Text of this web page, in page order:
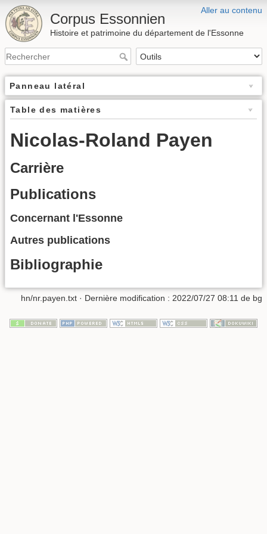
Aller au contenu
Corpus Essonnien
Histoire et patrimoine du département de l'Essonne
Panneau latéral
Table des matières
Nicolas-Roland Payen
Carrière
Publications
Concernant l'Essonne
Autres publications
Bibliographie
hn/nr.payen.txt · Dernière modification : 2022/07/27 08:11 de bg